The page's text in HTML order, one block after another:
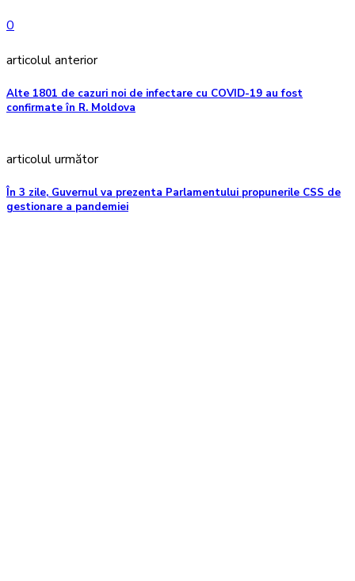
0
articolul anterior
Alte 1801 de cazuri noi de infectare cu COVID-19 au fost
confirmate în R. Moldova
articolul următor
În 3 zile, Guvernul va prezenta Parlamentului propunerile CSS de
gestionare a pandemiei